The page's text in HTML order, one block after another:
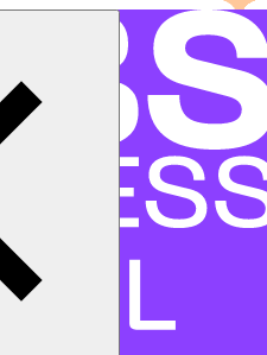
Lenguaje Natural